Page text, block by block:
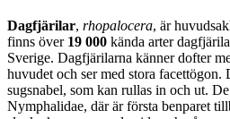
Dagfjärilar, rhopalocera, är
finns över 19 000 kända arter
Sverige. Dagfjärilarna känner dofter
huvudet och ser med stora facettögon.
sugsnabel, som kan rullas in och ut.
Nymphalidae, där är första benparet